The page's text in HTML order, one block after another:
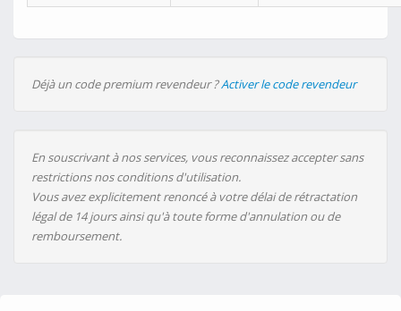
Déjà un code premium revendeur ?Activer le code revendeur
En souscrivant à nos services, vous reconnaissez accepter sans
restrictions nos conditions d'utilisation.
Vous avez explicitement renoncé à votre délai de rétractation
légal de 14 jours ainsi qu'à toute forme d'annulation ou de
remboursement.